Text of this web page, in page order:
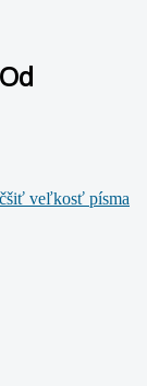
veľkosť písma